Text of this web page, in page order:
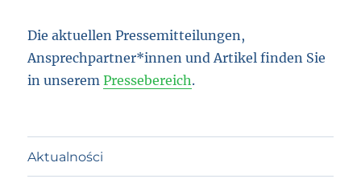
Die aktuellen Pressemitteilungen,
Ansprechpartner*innen und Artikel finden Sie
in unseremPressebereich.
Aktualności